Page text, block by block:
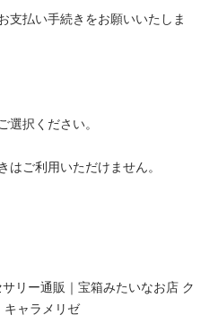
支払い手続きをお願いいたしま
選択ください。
ご利用いただけません。
リー通販｜宝箱みたいなお店 ク
キャラメリゼ